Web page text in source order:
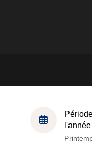
l'année